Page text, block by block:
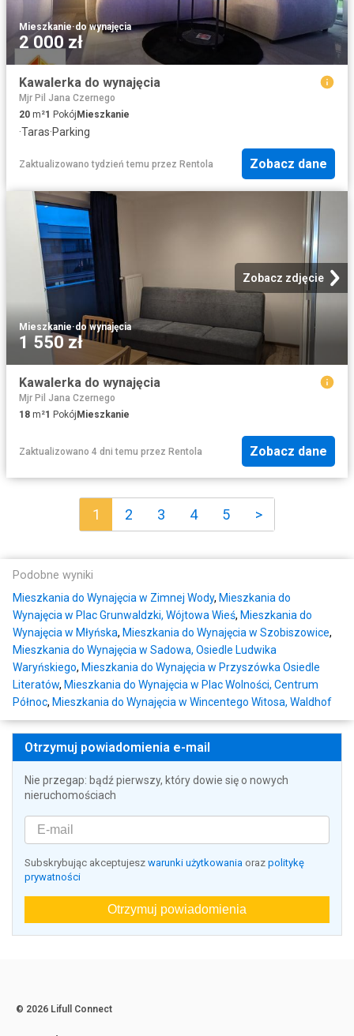
Mieszkanie·do wynajęcia
2 000 zł
Kawalerka do wynajęcia
Mjr Pil Jana Czernego
20 m²1 Pokój Mieszkanie
·Taras·Parking
Zaktualizowano tydzień temu przez Rentola Zobacz dane
Zobacz zdjęcie
Mieszkanie·do wynajęcia
1 550 zł
Kawalerka do wynajęcia
Mjr Pil Jana Czernego
18 m²1 PokójMieszkanie
Zaktualizowano 4 dni temu przez Rentola Zobacz dane
1 2 3 4 5 >
Podobne wyniki
Mieszkania do Wynajęcia w Zimnej Wody, Mieszkania do
Wynajęcia w Plac Grunwaldzki, Wójtowa Wieś, Mieszkania do
Wynajęcia w Młyńska, Mieszkania do Wynajęcia w Szobiszowice,
Mieszkania do Wynajęcia w Sadowa, Osiedle Ludwika
Waryńskiego, Mieszkania do Wynajęcia w Przyszówka Osiedle
Literatów, Mieszkania do Wynajęcia w Plac Wolności, Centrum
Północ, Mieszkania do Wynajęcia w Wincentego Witosa, Waldhof
Otrzymuj powiadomienia e-mail
Nie przegap: bądź pierwszy, który dowie się o nowych
nieruchomościach
Subskrybując akceptujesz warunki użytkowania oraz politykę
prywatności
Otrzymuj powiadomienia
© 2026 Lifull Connect